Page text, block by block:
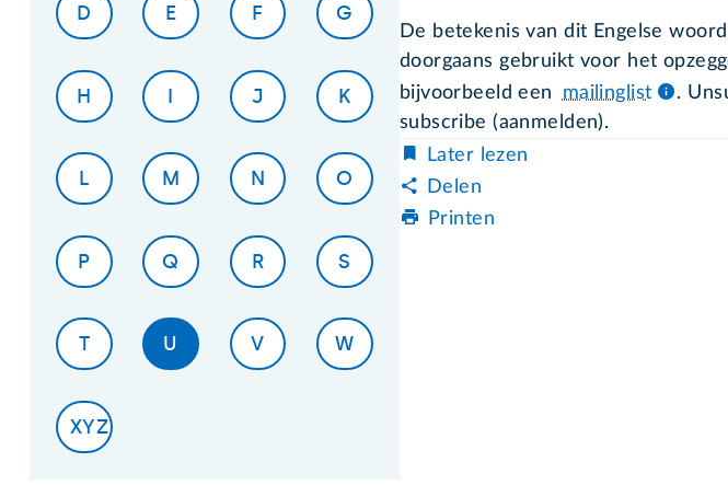
D E F G
H I J K
L M N O
P Q R S
T U V W
XYZ
De betekenis van dit Engelse
doorgaans gebruikt voor het
bijvoorbeeld een
mailinglist
.
subscribe (aanmelden).
Later lezen
Delen
Printen